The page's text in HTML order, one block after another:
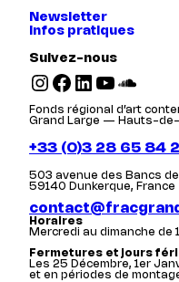
Newsletter
Infos pratiques
Suivez-nous
Instagram Facebook LinkedIn YouTube SoundCloud
Fonds régional d’art
Grand Large — Hauts-de-
+33 (0)3 28 65 84
503 avenue des Bancs
59140 Dunkerque, France
Horaires
Mercredi au dimanche de
Fermetures et jours
Les 25 Décembre, 1er
et en périodes de